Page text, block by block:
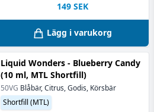
149 SEK
Lägg i varukorg
Liquid Wonders - Blueberry Candy
(10 ml, MTL Shortfill)
50VG Blåbär, Citrus, Godis, Körsbär
Shortfill (MTL)